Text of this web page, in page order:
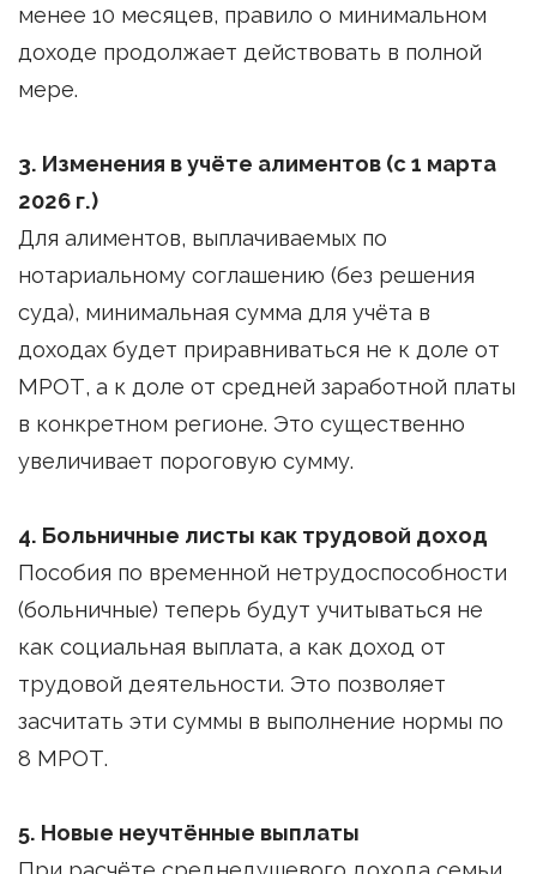
менее 10 месяцев, правило о минимальном
доходе продолжает действовать в полной
мере.
3. Изменения в учёте алиментов (с 1 марта
2026 г.)
Для алиментов, выплачиваемых по
нотариальному соглашению (без решения
суда), минимальная сумма для учёта в
доходах будет приравниваться не к доле от
МРОТ, а к доле от средней заработной платы
в конкретном регионе. Это существенно
увеличивает пороговую сумму.
4. Больничные листы как трудовой доход
Пособия по временной нетрудоспособности
(больничные) теперь будут учитываться не
как социальная выплата, а как доход от
трудовой деятельности. Это позволяет
засчитать эти суммы в выполнение нормы по
8 МРОТ.
5. Новые неучтённые выплаты